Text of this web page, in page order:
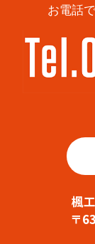
お電話
楓
〒